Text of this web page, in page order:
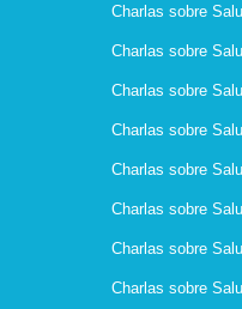
Charlas sobre
Charlas sobre
Charlas sobre
Charlas sobre
Charlas sobre
Charlas sobre
Charlas sobre
Charlas sobre